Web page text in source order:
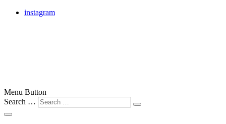
instagram
Бизнес-тренер
лучшие бизнес-тренеры Москвы, России и всего мира
Menu Button
Search …